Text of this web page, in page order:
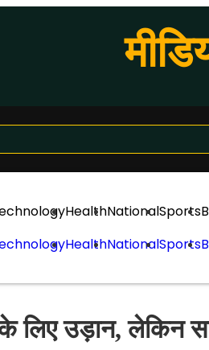
HealthNationalSports
HealthNationalSports
लिए उड़ान, लेकिन